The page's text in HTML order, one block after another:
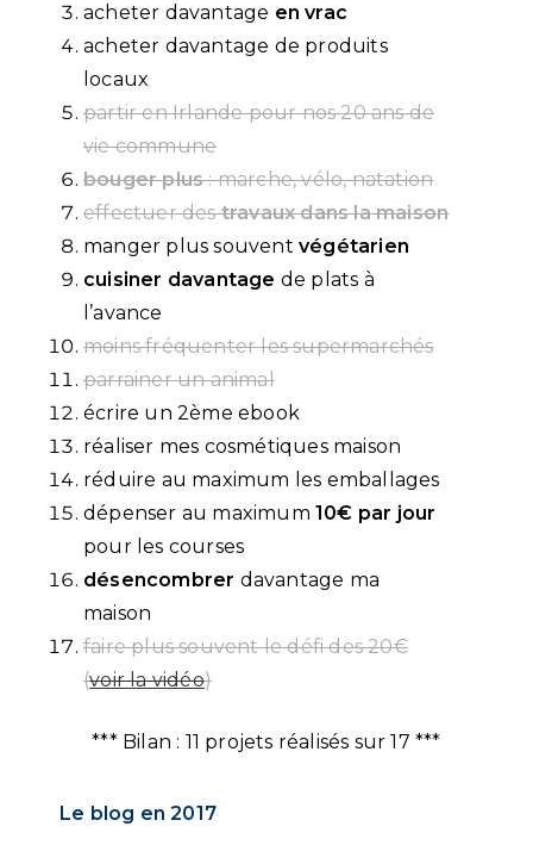
acheter davantage en vrac
acheter davantage de produits
locaux
partir en Irlande pour nos 20 ans de
vie commune
bouger plus: marche, vélo, natation
effectuer destravaux dans la maison
manger plus souvent végétarien
cuisiner davantage de plats à
l’avance
moins fréquenter les supermarchés
parrainer un animal
écrire un 2ème ebook
réaliser mes cosmétiques maison
réduire au maximum les emballages
dépenser au maximum 10€ par jour
pour les courses
désencombrer davantage ma
maison
faire plus souvent le défi des 20€
(voir la vidéo)
*** Bilan : 11 projets réalisés sur 17 ***
Le blog en 2017